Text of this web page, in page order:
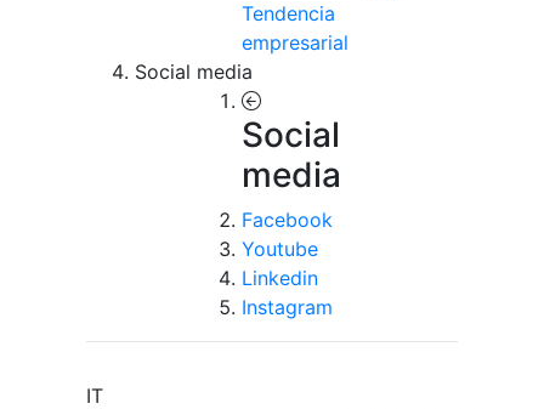
Tendencia
empresarial
Social media
Social
media
Facebook
Youtube
Linkedin
Instagram
IT